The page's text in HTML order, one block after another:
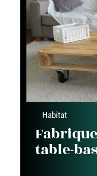
Habitat
table-